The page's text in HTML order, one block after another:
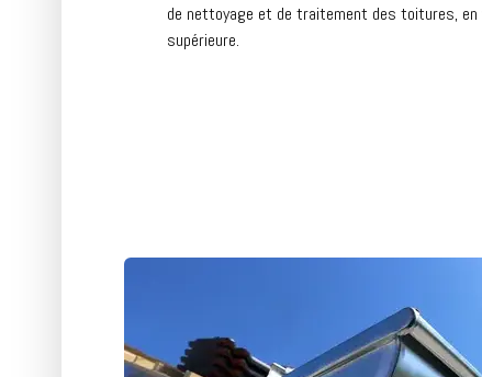
de nettoyage et de traitement des toitures,
supérieure.